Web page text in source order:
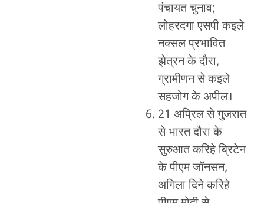
पंचायत चुनाव;
लोहरदगा एसपी कइले
नक्सल प्रभावित
झेत्रन के दौरा,
ग्रामीणन से कइले
सहजोग के अपील।
21 अप्रिल से गुजरात
से भारत दौरा के
सुरुआत करिहे ब्रिटेन
के पीएम जॉनसन,
अगिला दिने करिहे